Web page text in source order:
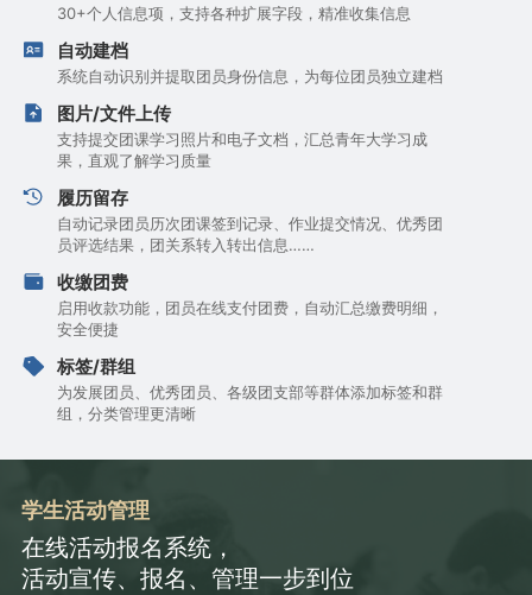
30+个人信息项，支持各种扩展字段，精准收集信息
自动建档
系统自动识别并提取团员身份信息，为每位团员独立建档
图片/文件上传
支持提交团课学习照片和电子文档，汇总青年大学习成
果，直观了解学习质量
履历留存
自动记录团员历次团课签到记录、作业提交情况、优秀团
员评选结果，团关系转入转出信息……
收缴团费
启用收款功能，团员在线支付团费，自动汇总缴费明细，
安全便捷
标签/群组
为发展团员、优秀团员、各级团支部等群体添加标签和群
组，分类管理更清晰
学生活动管理
在线活动报名系统，
活动宣传、报名、管理一步到位